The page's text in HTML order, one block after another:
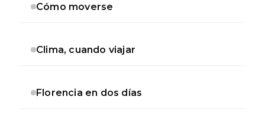
Cómo moverse
Clima, cuando viajar
Florencia en dos días